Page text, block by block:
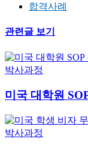
합격사례
관련글 보기
박사과정
미국 대학원
박사과정